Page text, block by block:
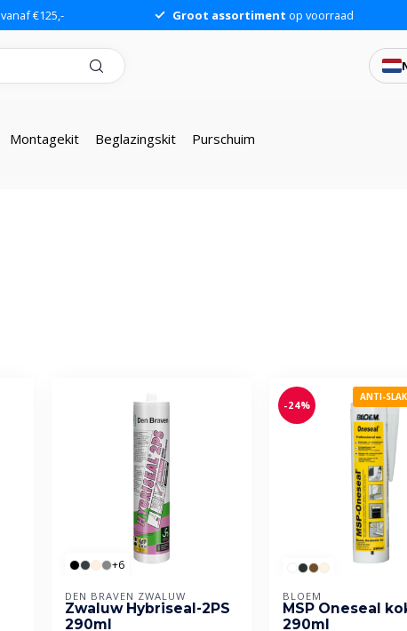
vanaf €125,- Groot assortiment op voorraad
Montagekit Beglazingskit Purschuim
+6
DEN BRAVEN ZWALUW
Zwaluw Hybriseal-2PS
290ml
ANTI-
-24%
BLOEM
MSP Oneseal
290ml